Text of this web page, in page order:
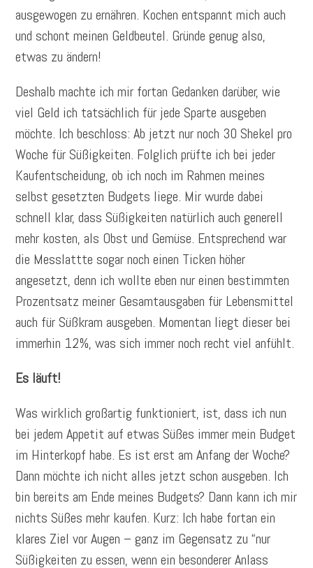
ausgewogen zu ernähren. Kochen entspannt mich auch
und schont meinen Geldbeutel. Gründe genug also,
etwas zu ändern!
Deshalb machte ich mir fortan Gedanken darüber, wie
viel Geld ich tatsächlich für jede Sparte ausgeben
möchte. Ich beschloss: Ab jetzt nur noch 30 Shekel pro
Woche für Süßigkeiten. Folglich prüfte ich bei jeder
Kaufentscheidung, ob ich noch im Rahmen meines
selbst gesetzten Budgets liege. Mir wurde dabei
schnell klar, dass Süßigkeiten natürlich auch generell
mehr kosten, als Obst und Gemüse. Entsprechend war
die Messlattte sogar noch einen Ticken höher
angesetzt, denn ich wollte eben nur einen bestimmten
Prozentsatz meiner Gesamtausgaben für Lebensmittel
auch für Süßkram ausgeben. Momentan liegt dieser bei
immerhin 12%, was sich immer noch recht viel anfühlt.
Es läuft!
Was wirklich großartig funktioniert, ist, dass ich nun
bei jedem Appetit auf etwas Süßes immer mein Budget
im Hinterkopf habe. Es ist erst am Anfang der Woche?
Dann möchte ich nicht alles jetzt schon ausgeben. Ich
bin bereits am Ende meines Budgets? Dann kann ich mir
nichts Süßes mehr kaufen. Kurz: Ich habe fortan ein
klares Ziel vor Augen – ganz im Gegensatz zu “nur
Süßigkeiten zu essen, wenn ein besonderer Anlass